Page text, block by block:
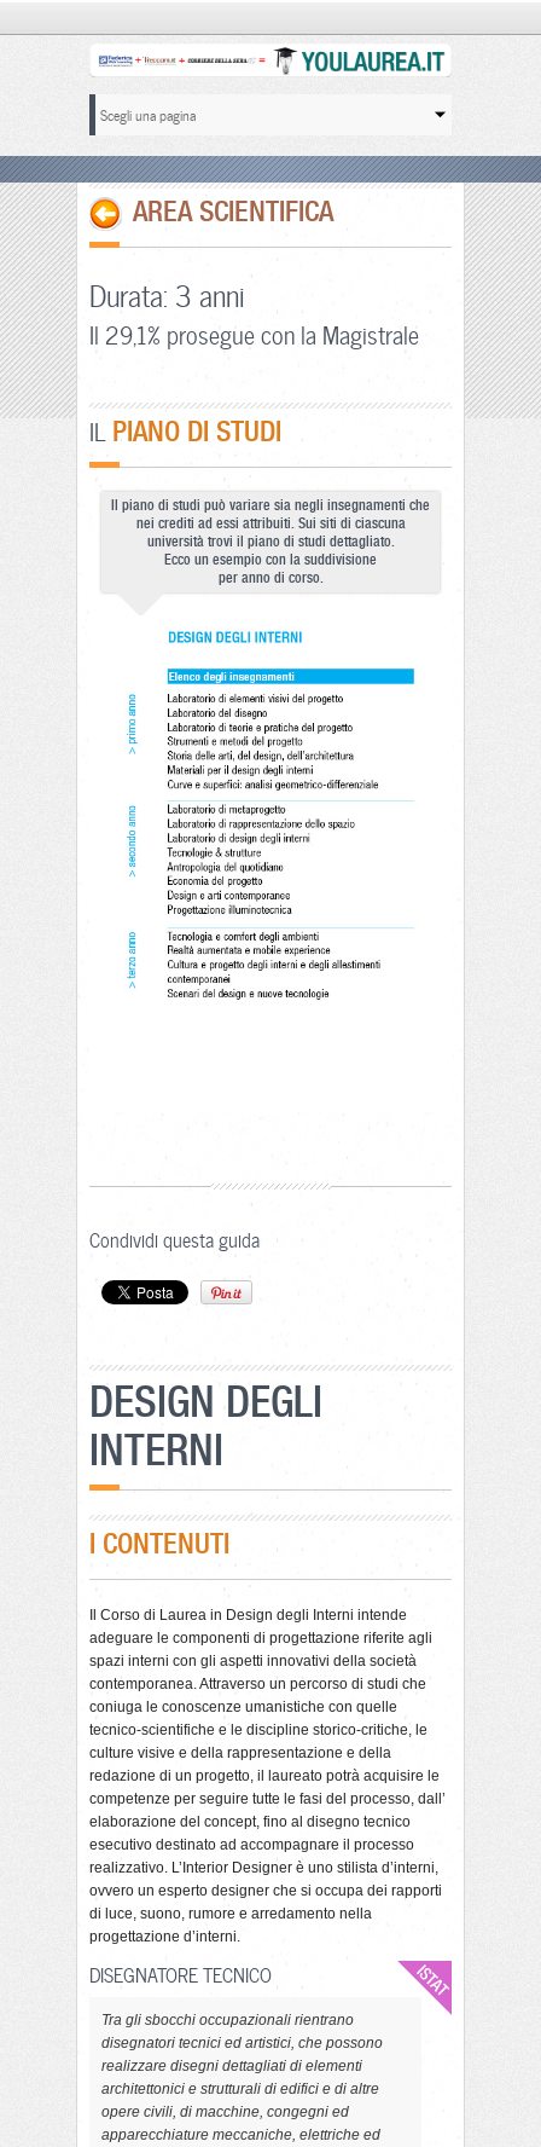
AREA SCIENTIFICA
Durata: 3 anni
Il 29,1% prosegue con la Magistrale
IL PIANO DI STUDI
Il piano di studi può variare sia negli insegnamenti che
nei crediti ad essi attribuiti. Sui siti di ciascuna
università trovi il piano di studi dettagliato.
Ecco un esempio con la suddivisione
per anno di corso.
Condividi questa guida
DESIGN DEGLI
INTERNI
I CONTENUTI
Il Corso di Laurea in Design degli Interni intende
adeguare le componenti di progettazione riferite agli
spazi interni con gli aspetti innovativi della società
contemporanea. Attraverso un percorso di studi che
coniuga le conoscenze umanistiche con quelle
tecnico-scientifiche e le discipline storico-critiche, le
culture visive e della rappresentazione e della
redazione di un progetto, il laureato potrà acquisire le
competenze per seguire tutte le fasi del processo, dall’
elaborazione del concept, fino al disegno tecnico
esecutivo destinato ad accompagnare il processo
realizzativo. L’Interior Designer è uno stilista d’interni,
ovvero un esperto designer che si occupa dei rapporti
di luce, suono, rumore e arredamento nella
progettazione d’interni.
DISEGNATORE TECNICO
Tra gli sbocchi occupazionali rientrano
disegnatori tecnici ed artistici, che possono
realizzare disegni dettagliati di elementi
architettonici e strutturali di edifici e di altre
opere civili, di macchine, congegni ed
apparecchiature meccaniche, elettriche ed